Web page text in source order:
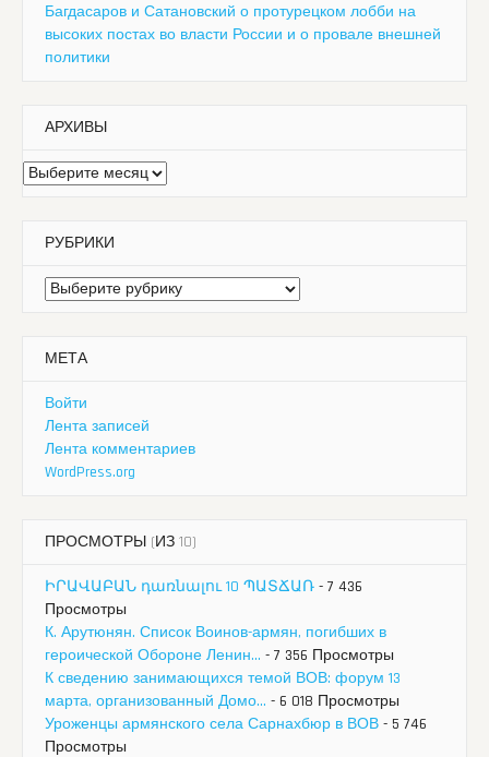
Багдасаров и Сатановский о протурецком лобби на
высоких постах во власти России и о провале внешней
политики
АРХИВЫ
Архивы
РУБРИКИ
Рубрики
МЕТА
Войти
Лента записей
Лента комментариев
WordPress.org
ПРОСМОТРЫ (ИЗ 10)
ԻՐԱՎԱԲԱՆ դառնալու 10 ՊԱՏՃԱՌ - 7 436
Просмотры
К. Арутюнян. Список Воинов-армян, погибших в
героической Обороне Ленин... - 7 356 Просмотры
К сведению занимающихся темой ВОВ: форум 13
марта, организованный Домо... - 6 018 Просмотры
Уроженцы армянского села Сарнахбюр в ВОВ - 5 746
Просмотры